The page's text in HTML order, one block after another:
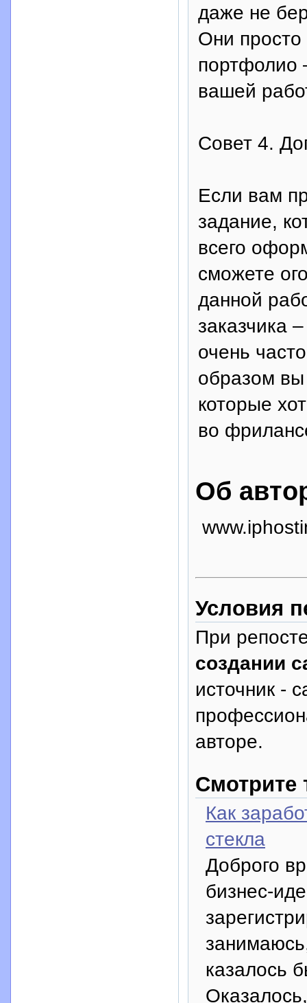
даже не
Они просто
портфолио
вашей
Совет 4.
Если вам
задание,
всего
сможете
данной
заказчика
очень
образом
которые
во
Об
Условия
При
создании
источник -
авторе.
Смотрите
Как
стекла
Доброго
бизнес-
казалось